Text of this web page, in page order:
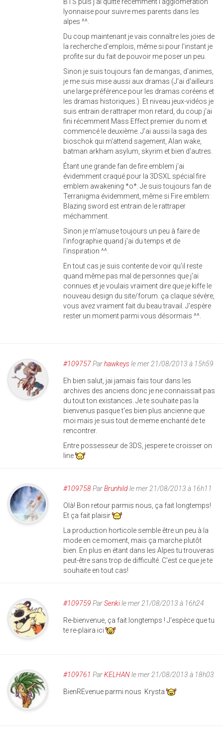
lyonnaise pour suivre mes parents dans les
alpes ^^.
Du coup maintenant je vais connaître les joies de
la recherche d'emplois, même si pour l'instant je
profite sur du fait de pouvoir me poser un peu.
Sinon je suis toujours fan de mangas, d'animes,
je me suis mise aussi aux dramas (J'ai d'ailleurs
une large préférence pour les dramas coréens et
les dramas historiques.). Et niveau jeux-vidéos je
suis entrain de rattraper mon retard, du coup j'ai
fini récemment Mass Effect premier du nom et
commencé le deuxième. J'ai aussi la saga des
bioschok qui m'attend sagement, Alan wake,
batman arkham asylum, skyrim et bien d'autres.
Étant une grande fan de fire emblem j'ai
évidemment craqué pour la 3DSXL spécial fire
emblem awakening *o*. Je suis toujours fan de
Terranigma évidemment, même si Fire emblem:
Blazing sword est entrain de le rattraper
méchamment.
Sinon je m'amuse toujours un peu à faire de
l'infographie quand j'ai du temps et de
l'inspiration ^^.
En tout cas je suis contente de voir qu'il reste
quand même pas mal de personnes que j'ai
connues et je voulais vraiment dire que je kiffe le
nouveau design du site/forum. ça claque sévère,
vous avez vraiment fait du beau travail. J'espère
rester un moment parmi vous désormais ^^.
#109757Parhawkeysle mer 21/08/2013 à 15h59
Eh bien salut, jai jamais fais tour dans les
archives des anciens donc je ne connaissait pas
du tout ton existances. Je te souhaite pas la
bienvenus pasque t'es bien plus ancienne que
moi mais je suis tout de meme enchanté de te
rencontrer.
Entre possesseur de 3DS, jespere te croisser on
line
#109758ParBrunhildle mer 21/08/2013 à 16h11
Olà! Bon retour parmis nous, ça fait longtemps!
Et ça fait plaisir
La production horticole semble être un peu à la
mode en ce moment, mais ça marche plutôt
bien. En plus en étant dans les Alpes tu trouveras
peut-être sans trop de difficulté. C'est ce que je te
souhaite en tout cas!
#109759 ParSenkile mer 21/08/2013 à 16h24
Re-bienvenue, ça fait longtemps ! J'espèce que tu
te re-plaira ici
#109761 ParKELHANle mer 21/08/2013 à 18h03
BienREvenue parmi nous Krysta